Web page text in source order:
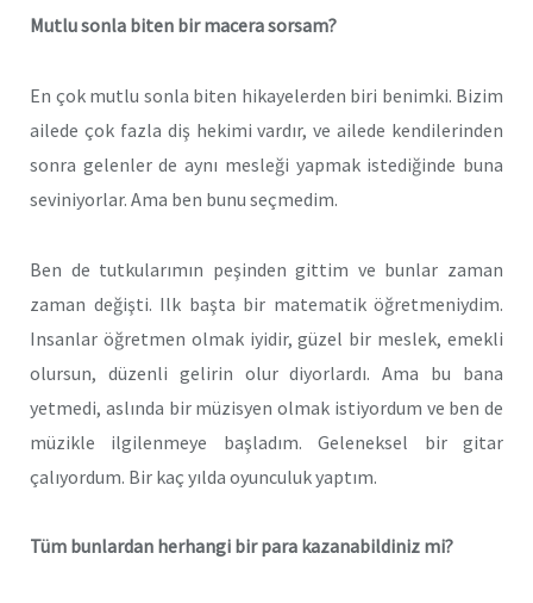
Mutlu sonla biten bir macera sorsam?
En çok mutlu sonla biten hikayelerden biri benimki. Bizim
ailede çok fazla diş hekimi vardır, ve ailede kendilerinden
sonra gelenler de aynı mesleği yapmak istediğinde buna
seviniyorlar. Ama ben bunu seçmedim.
Ben de tutkularımın peşinden gittim ve bunlar zaman
zaman değişti. Ilk başta bir matematik öğretmeniydim.
Insanlar öğretmen olmak iyidir, güzel bir meslek, emekli
olursun, düzenli gelirin olur diyorlardı. Ama bu bana
yetmedi, aslında bir müzisyen olmak istiyordum ve ben de
müzikle ilgilenmeye başladım. Geleneksel bir gitar
çalıyordum. Bir kaç yılda oyunculuk yaptım.
Tüm bunlardan herhangi bir para kazanabildiniz mi?